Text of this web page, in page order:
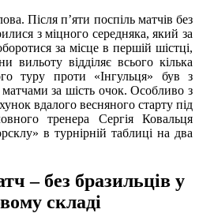
Після п’яти поспіль матчів без
з міцного середняка, який за
за місце в першій шістці,
вильоту відділяє всього кілька
туру проти «Інгульця» був з
за шість очок. Особливо з
вдалого весняного старту під
тренера Сергія Ковальця
в турнірній таблиці на два
– без бразильців у
складі